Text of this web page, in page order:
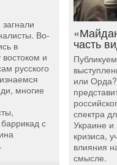
Во-
в
и
русского
многие
с
часть
или
спектра
Украине и
кризиса,
влияния
смысле.